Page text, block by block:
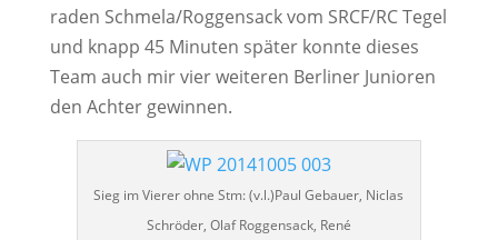
ra­den Schmela/Roggensack vom SRCF/RC Tegel
und knapp 45 Minu­ten spä­ter konn­te die­ses
Team auch mir vier wei­te­ren Ber­li­ner Junio­ren
den Ach­ter gewinnen.
Sieg im Vie­rer ohne Stm: (v.l.)Paul Gebau­er, Nic­las
Schrö­der, Olaf Rog­gen­sack, René